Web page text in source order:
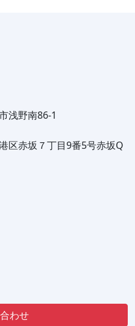
浅野南86-1
区赤坂７丁目9番5号赤坂Q
わせ